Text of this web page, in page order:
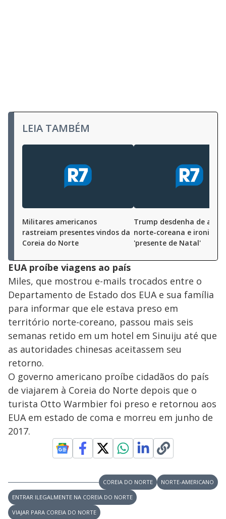
LEIA TAMBÉM
Militares americanos
rastreiam presentes vindos da
Coreia do Norte
Trump desdenha de
norte-coreana e ironiza
'presente de Natal'
EUA proíbe viagens ao país
Miles, que mostrou e-mails trocados entre o
Departamento de Estado dos EUA e sua família
para informar que ele estava preso em
território norte-coreano, passou mais seis
semanas retido em um hotel em Sinuiju até que
as autoridades chinesas aceitassem seu
retorno.
O governo americano proíbe cidadãos do país
de viajarem à Coreia do Norte depois que o
turista Otto Warmbier foi preso e retornou aos
EUA em estado de coma e morreu em junho de
2017.
COREIA DO NORTE
NORTE-AMERICANO
ENTRAR ILEGALMENTE NA COREIA DO NORTE
VIAJAR PARA COREIA DO NORTE